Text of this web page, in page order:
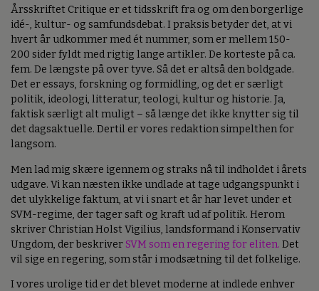
Årsskriftet Critique er et tidsskrift fra og om den borgerlige
idé-, kultur- og samfundsdebat. I praksis betyder det, at vi
hvert år udkommer med ét nummer, som er mellem 150-
200 sider fyldt med rigtig lange artikler. De korteste på ca.
fem. De længste på over tyve. Så det er altså den boldgade.
Det er essays, forskning og formidling, og det er særligt
politik, ideologi, litteratur, teologi, kultur og historie. Ja,
faktisk særligt alt muligt – så længe det ikke knytter sig til
det dagsaktuelle. Dertil er vores redaktion simpelthen for
langsom.
Men lad mig skære igennem og straks nå til indholdet i årets
udgave. Vi kan næsten ikke undlade at tage udgangspunkt i
det ulykkelige faktum, at vi i snart et år har levet under et
SVM-regime, der tager saft og kraft ud af politik. Herom
skriver Christian Holst Vigilius, landsformand i Konservativ
Ungdom, der beskriver SVM som en regering for eliten. Det
vil sige en regering, som står i modsætning til det folkelige.
I vores urolige tid er det blevet moderne at indlede enhver